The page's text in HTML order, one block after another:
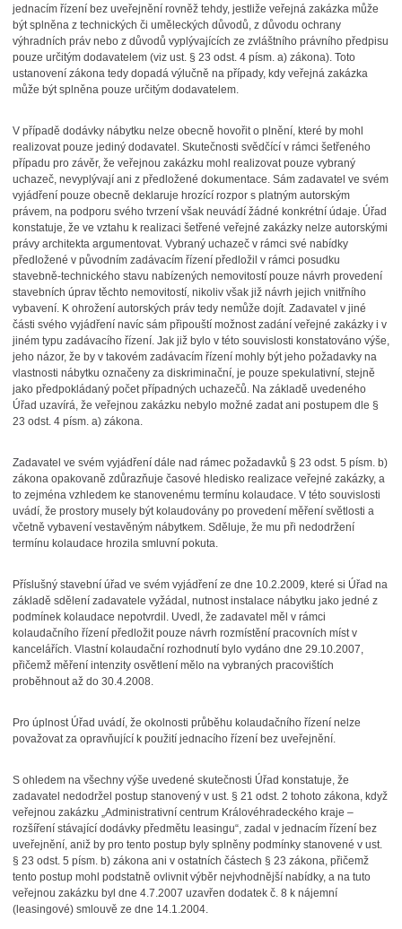
jednacím řízení bez uveřejnění rovněž tehdy, jestliže veřejná zakázka může
být splněna z technických či uměleckých důvodů, z důvodu ochrany
výhradních práv nebo z důvodů vyplývajících ze zvláštního právního předpisu
pouze určitým dodavatelem (viz ust. § 23 odst. 4 písm. a) zákona). Toto
ustanovení zákona tedy dopadá výlučně na případy, kdy veřejná zakázka
může být splněna pouze určitým dodavatelem.
V případě dodávky nábytku nelze obecně hovořit o plnění, které by mohl
realizovat pouze jediný dodavatel. Skutečnosti svědčící v rámci šetřeného
případu pro závěr, že veřejnou zakázku mohl realizovat pouze vybraný
uchazeč, nevyplývají ani z předložené dokumentace. Sám zadavatel ve svém
vyjádření pouze obecně deklaruje hrozící rozpor s platným autorským
právem, na podporu svého tvrzení však neuvádí žádné konkrétní údaje. Úřad
konstatuje, že ve vztahu k realizaci šetřené veřejné zakázky nelze autorskými
právy architekta argumentovat. Vybraný uchazeč v rámci své nabídky
předložené v původním zadávacím řízení předložil v rámci posudku
stavebně-technického stavu nabízených nemovitostí pouze návrh provedení
stavebních úprav těchto nemovitostí, nikoliv však již návrh jejich vnitřního
vybavení. K ohrožení autorských práv tedy nemůže dojít. Zadavatel v jiné
části svého vyjádření navíc sám připouští možnost zadání veřejné zakázky i v
jiném typu zadávacího řízení. Jak již bylo v této souvislosti konstatováno výše,
jeho názor, že by v takovém zadávacím řízení mohly být jeho požadavky na
vlastnosti nábytku označeny za diskriminační, je pouze spekulativní, stejně
jako předpokládaný počet případných uchazečů. Na základě uvedeného
Úřad uzavírá, že veřejnou zakázku nebylo možné zadat ani postupem dle §
23 odst. 4 písm. a) zákona.
Zadavatel ve svém vyjádření dále nad rámec požadavků § 23 odst. 5 písm. b)
zákona opakovaně zdůrazňuje časové hledisko realizace veřejné zakázky, a
to zejména vzhledem ke stanovenému termínu kolaudace. V této souvislosti
uvádí, že prostory musely být kolaudovány po provedení měření světlosti a
včetně vybavení vestavěným nábytkem. Sděluje, že mu při nedodržení
termínu kolaudace hrozila smluvní pokuta.
Příslušný stavební úřad ve svém vyjádření ze dne 10.2.2009, které si Úřad na
základě sdělení zadavatele vyžádal, nutnost instalace nábytku jako jedné z
podmínek kolaudace nepotvrdil. Uvedl, že zadavatel měl v rámci
kolaudačního řízení předložit pouze návrh rozmístění pracovních míst v
kancelářích. Vlastní kolaudační rozhodnutí bylo vydáno dne 29.10.2007,
přičemž měření intenzity osvětlení mělo na vybraných pracovištích
proběhnout až do 30.4.2008.
Pro úplnost Úřad uvádí, že okolnosti průběhu kolaudačního řízení nelze
považovat za opravňující k použití jednacího řízení bez uveřejnění.
S ohledem na všechny výše uvedené skutečnosti Úřad konstatuje, že
zadavatel nedodržel postup stanovený v ust. § 21 odst. 2 tohoto zákona, když
veřejnou zakázku „Administrativní centrum Královéhradeckého kraje –
rozšíření stávající dodávky předmětu leasingu“, zadal v jednacím řízení bez
uveřejnění, aniž by pro tento postup byly splněny podmínky stanovené v ust.
§ 23 odst. 5 písm. b) zákona ani v ostatních částech § 23 zákona, přičemž
tento postup mohl podstatně ovlivnit výběr nejvhodnější nabídky, a na tuto
veřejnou zakázku byl dne 4.7.2007 uzavřen dodatek č. 8 k nájemní
(leasingové) smlouvě ze dne 14.1.2004.